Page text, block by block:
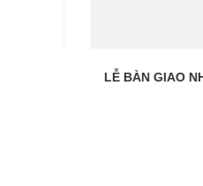
LỄ BÀN GIAO NHÀ: